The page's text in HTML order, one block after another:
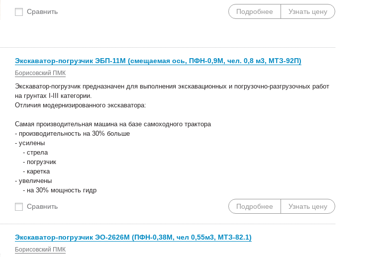
Новые роторные косилки уже в
наличии на складах!
Сравнить Подробнее Узнать цену
Экскаватор-погрузчик ЭБП-11М (смещаемая ось, ПФН-0,9М, чел. 0,8 м3, МТЗ-92П)
Борисовский ПМК
Экскаватор-погрузчик предназначен для выполнения экскавационных и погрузочно-разгрузочных работ
на грунтах I-III категории.
Отличия модернизированного экскаватора:
Самая производительная машина на базе самоходного трактора
- производительность на 30% больше
- усилены
- стрела
- погрузчик
- каретка
- увеличены
- на 30% мощность гидр
Сравнить Подробнее Узнать цену
Экскаватор-погрузчик ЭО-2626М (ПФН-0,38М, чел 0,55м3, МТЗ-82.1)
Борисовский ПМК